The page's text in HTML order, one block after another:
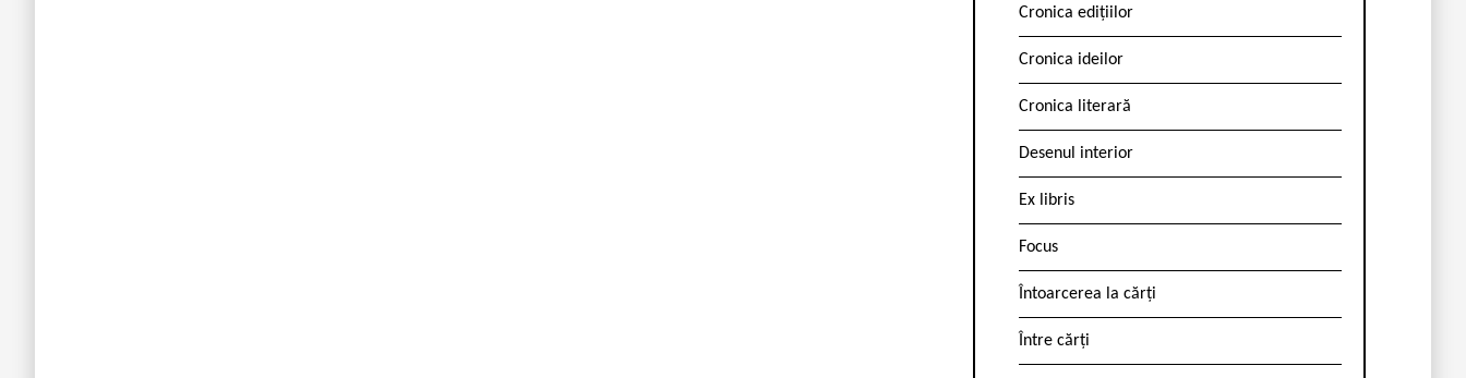
Cronica edițiilor
Cronica ideilor
Cronica literară
Desenul interior
Ex libris
Focus
Întoarcerea la cărți
Între cărți